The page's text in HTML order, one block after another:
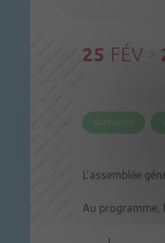
25 FÉV
Animation
L’assemblée
Au programme,